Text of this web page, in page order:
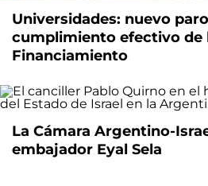
Universidades: nuevo
cumplimiento efectivo de
Financiamiento
La Cámara Argentino-
embajador Eyal Sela